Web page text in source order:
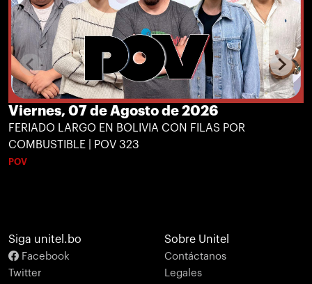
Viernes, 07 de Agosto de 2026
FERIADO LARGO EN BOLIVIA CON FILAS POR
COMBUSTIBLE | POV 323
POV
Siga unitel.bo
Facebook
Twitter
Sobre Unitel
Contáctanos
Legales